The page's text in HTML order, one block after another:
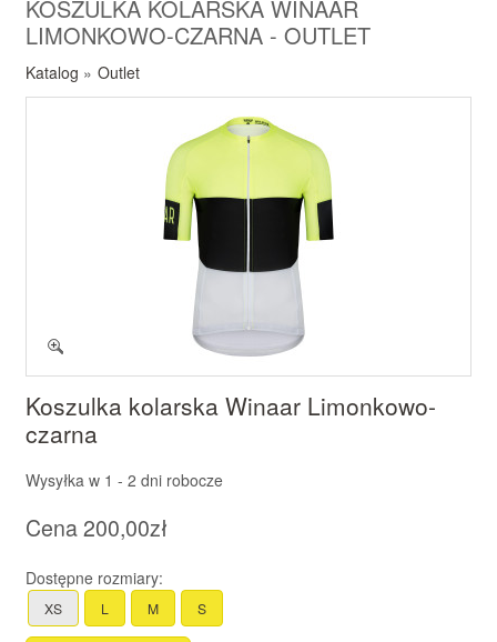
KOSZULKA KOLARSKA WINAAR
LIMONKOWO-CZARNA - OUTLET
Katalog » Outlet
Koszulka kolarska Winaar Limonkowo-
czarna
Wysyłka w 1 - 2 dni robocze
Cena200,00zł
Dostępne rozmiary:
XS L M S